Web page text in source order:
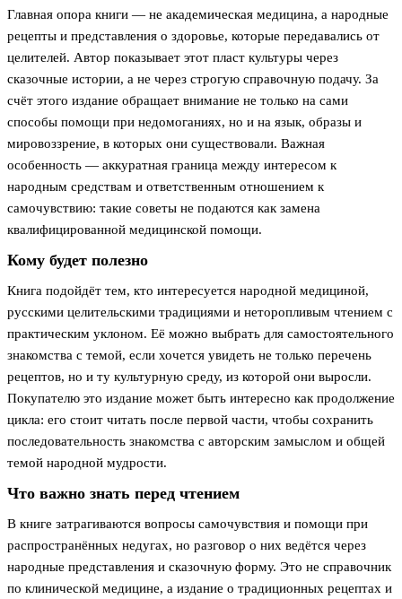
Главная опора книги — не академическая медицина, а народные
рецепты и представления о здоровье, которые передавались от
целителей. Автор показывает этот пласт культуры через
сказочные истории, а не через строгую справочную подачу. За
счёт этого издание обращает внимание не только на сами
способы помощи при недомоганиях, но и на язык, образы и
мировоззрение, в которых они существовали. Важная
особенность — аккуратная граница между интересом к
народным средствам и ответственным отношением к
самочувствию: такие советы не подаются как замена
квалифицированной медицинской помощи.
Кому будет полезно
Книга подойдёт тем, кто интересуется народной медициной,
русскими целительскими традициями и неторопливым чтением с
практическим уклоном. Её можно выбрать для самостоятельного
знакомства с темой, если хочется увидеть не только перечень
рецептов, но и ту культурную среду, из которой они выросли.
Покупателю это издание может быть интересно как продолжение
цикла: его стоит читать после первой части, чтобы сохранить
последовательность знакомства с авторским замыслом и общей
темой народной мудрости.
Что важно знать перед чтением
В книге затрагиваются вопросы самочувствия и помощи при
распространённых недугах, но разговор о них ведётся через
народные представления и сказочную форму. Это не справочник
по клинической медицине, а издание о традиционных рецептах и